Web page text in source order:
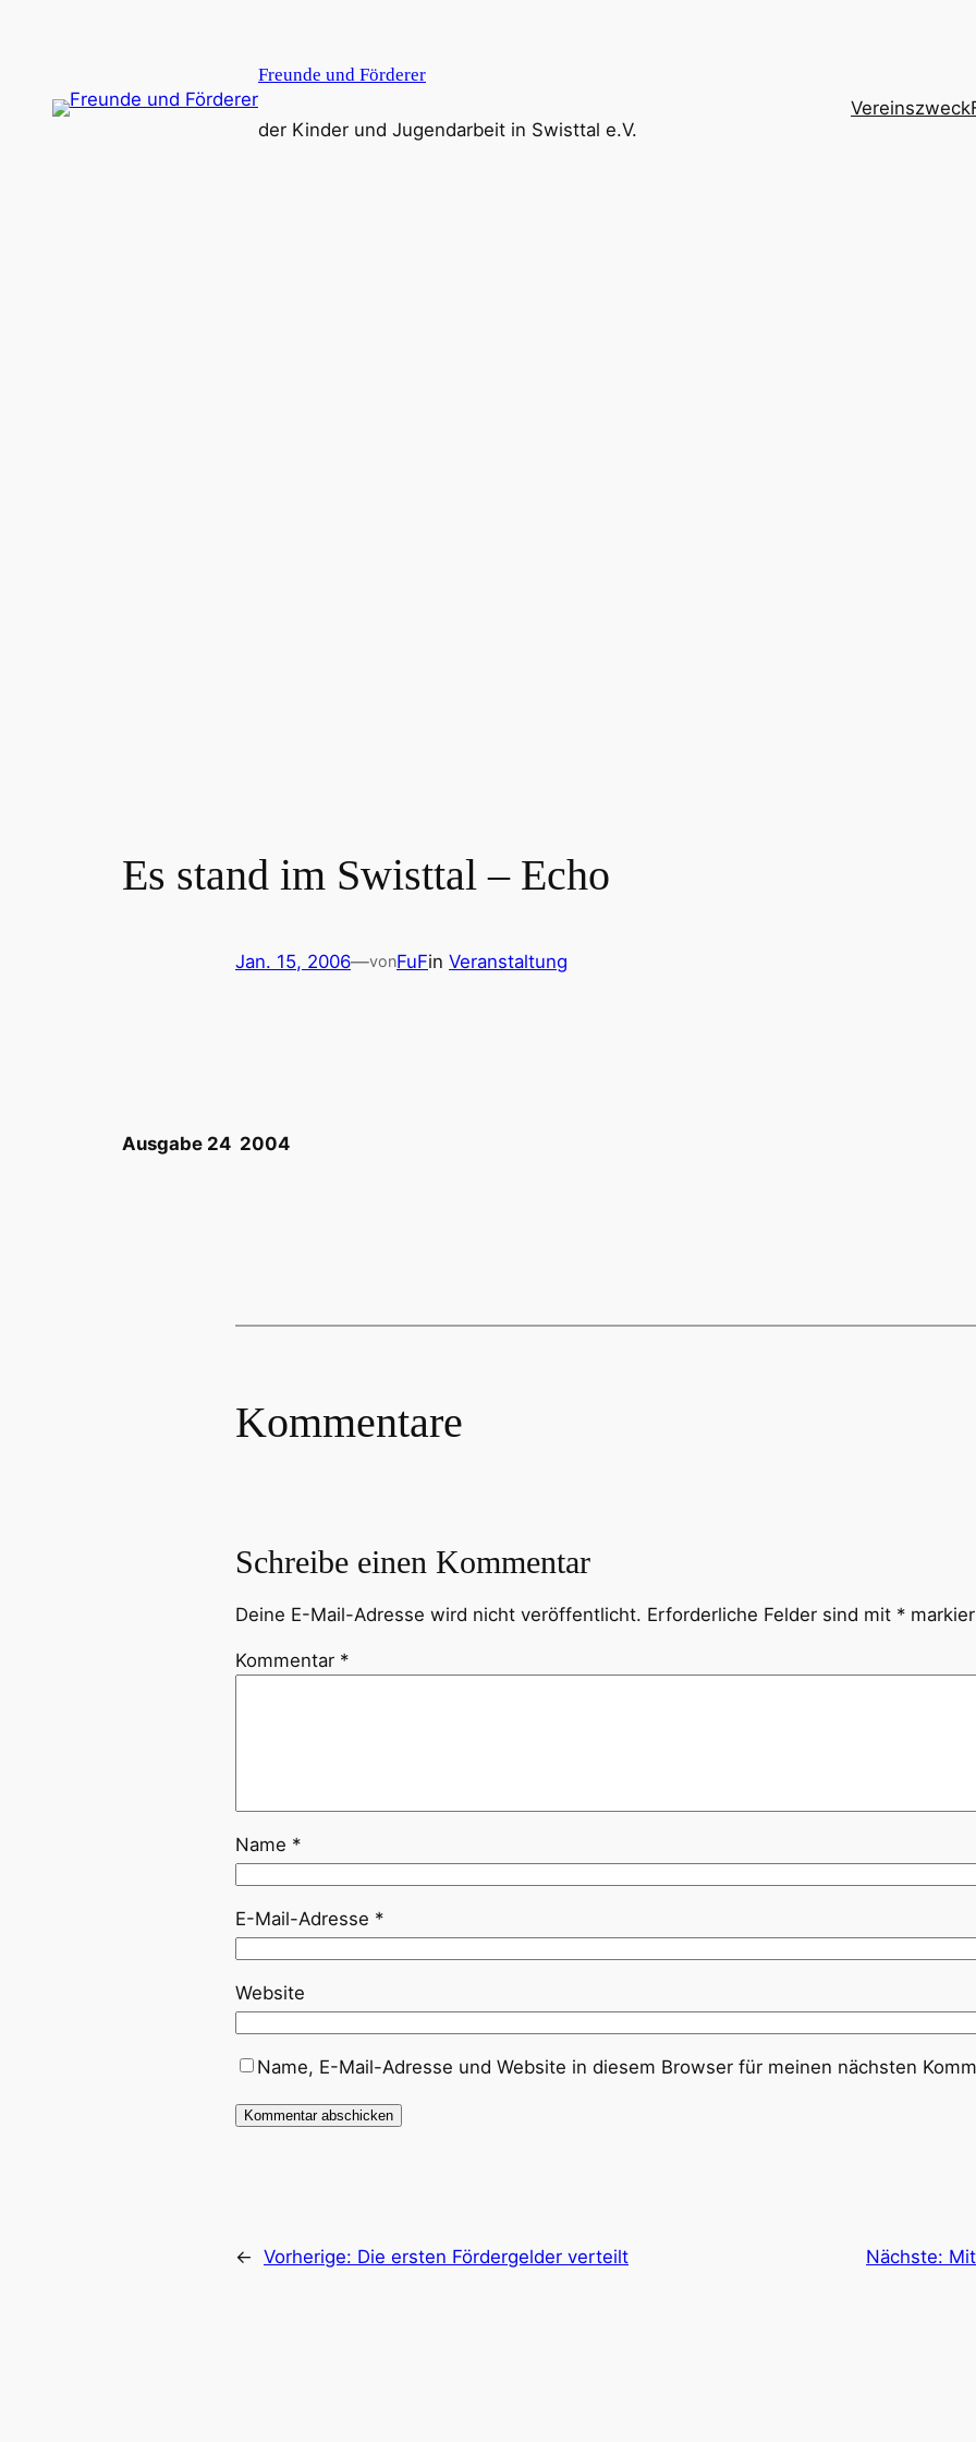
Freunde und Förderer
der Kinder und Jugendarbeit in Swisttal e.V.
Vereinszweck
Es stand im Swisttal – Echo
Jan. 15, 2006—vonFuFin Veranstaltung
Ausgabe 24 2004
Kommentare
Schreibe einen Kommentar
Deine E-Mail-Adresse wird nicht veröffentlicht. Erforderliche Felder sind mit *
Kommentar *
Name *
E-Mail-Adresse *
Website
Name, E-Mail-Adresse und Website in diesem Browser für meinen nächsten
← Vorherige: Die ersten Fördergelder verteilt Nächste: